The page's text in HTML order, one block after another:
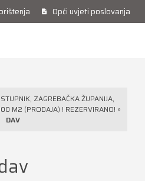
Opći uvjeti poslovanja
STUPNIK, ZAGREBAČKA ŽUPANIJA,
M2 (PRODAJA) ! REZERVIRANO! »
DAV